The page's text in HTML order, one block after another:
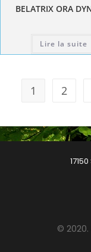
BELATRIX ORA
Lire la suite
1 2
©